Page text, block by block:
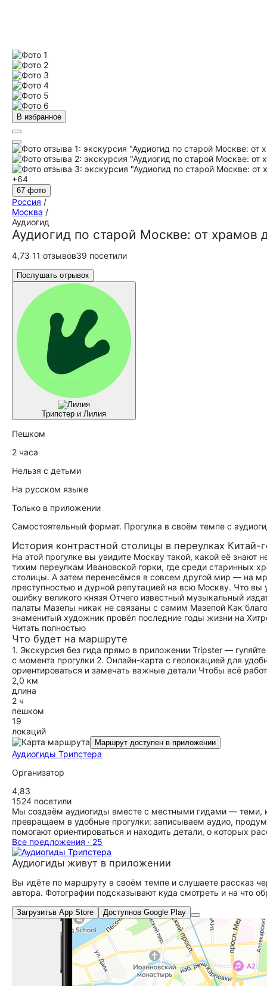
В избранное
+64
67 фото
Россия /
Москва /
Аудиогид
Аудиогид по старой Москве: от храмов
4,73 11 отзывов39 посетили
Послушать отрывок
Трипстер и Лилия
Пешком
2 часа
Нельзя с детьми
На русском языке
Только в приложении
Самостоятельный формат. Прогулка в своём темпе с
История контрастной столицы в переулках Китай-
На этой прогулке вы увидите Москву такой, какой её
тихим переулкам Ивановской горки, где среди старинных
столицы. А затем перенесёмся в совсем другой мир — на
преступностью и дурной репутацией на всю Москву. Что вы
ошибку великого князя Отчего известный музыкальный
палаты Мазепы никак не связаны с самим Мазепой Как
знаменитый художник провёл последние годы жизни на
Читать полностью
Что будет на маршруте
1. Экскурсия без гида прямо в приложении Tripster —
с момента прогулки 2. Онлайн-карта с геолокацией для
ориентироваться и замечать важные детали Чтобы всё
2,0 км
длина
2 ч
пешком
19
локаций
Маршрут доступен в приложении
Аудиогиды Трипстера
Организатор
4,83
1524 посетили
Мы создаём аудиогиды вместе с местными гидами — теми,
превращаем в удобные прогулки: записываем аудио,
помогают ориентироваться и находить детали, о которых
Все предложения · 25
Аудиогиды живут в приложении
Вы идёте по маршруту в своём темпе и слушаете рассказ
автора. Фотографии подсказывают куда смотреть и на что
Загрузитьв App Store Доступнов Google Play